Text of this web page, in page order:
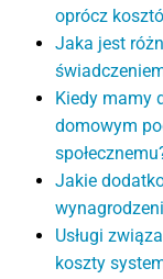
oprócz
Jaka jest
Kiedy mamy
domowym
Jakie
Usługi
koszty